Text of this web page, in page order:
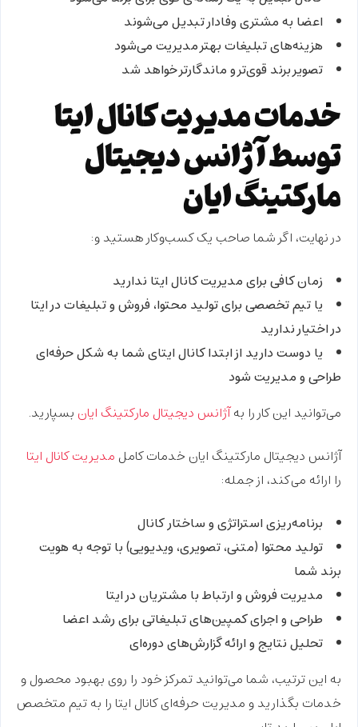
اعضا به مشتری وفادار تبدیل می‌شوند
هزینه‌های تبلیغات بهتر مدیریت می‌شود
تصویر برند قوی‌تر و ماندگارتر خواهد شد
خدمات مدیریت کانال ایتا
توسط آژانس دیجیتال
مارکتینگ ایان
در نهایت، اگر شما صاحب یک کسب‌وکار هستید و:
زمان کافی برای مدیریت کانال ایتا ندارید
یا تیم تخصصی برایتولید محتوا، فروش و تبلیغاتدر ایتا
در اختیار ندارید
یا دوست دارید از ابتدا کانال ایتای شما به شکل حرفه‌ای
طراحی و مدیریت شود
می‌توانید این کار را بهآژانس دیجیتال مارکتینگ ایان بسپارید.
آژانس دیجیتال مارکتینگ ایان خدمات کامل مدیریت کانال ایتا
را ارائه می‌کند، از جمله:
برنامه‌ریزی استراتژی و ساختار کانال
تولید محتوا (متنی، تصویری، ویدیویی) با توجه به هویت
برند شما
مدیریت فروش و ارتباط با مشتریان در ایتا
طراحی و اجرای کمپین‌های تبلیغاتی برای رشد اعضا
تحلیل نتایج و ارائه گزارش‌های دوره‌ای
به این ترتیب، شما می‌توانید تمرکز خود را روی بهبود محصول و
خدمات بگذارید و مدیریت حرفه‌ای کانال ایتا را به تیم متخصص